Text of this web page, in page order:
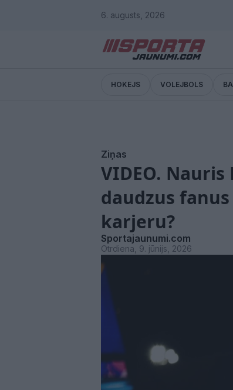
6. augusts, 2026
HOKEJS VOLEJBOLS
Ziņas
VIDEO.
daudzus
karjeru?
Sportajaunumi.com
Otrdiena, 9. jūnijs, 2026